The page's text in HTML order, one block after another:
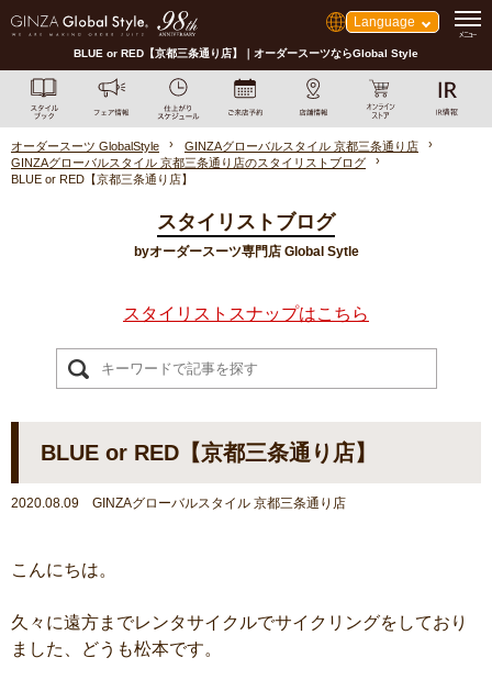
Language
BLUE or RED【京都三条通り店】｜オーダースーツならGlobal Style
オーダースーツ GlobalStyle
GINZAグローバルスタイル 京都三条通り店
GINZAグローバルスタイル 京都三条通り店のスタイリストブログ
BLUE or RED【京都三条通り店】
スタイリストブログ
byオーダースーツ専門店 Global Sytle
スタイリストスナップはこちら
BLUE or RED【京都三条通り店】
2020.08.09 GINZAグローバルスタイル 京都三条通り店
こんにちは。
久々に遠方までレンタサイクルでサイクリングをしており
ました、どうも松本です。